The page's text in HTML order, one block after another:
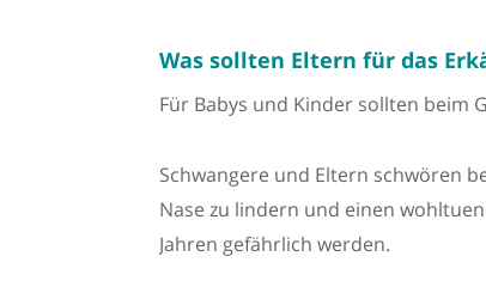
Was sollten Eltern für das
Für Babys und Kinder sollten beim
Schwangere und Eltern schwören
Nase zu lindern und einen
Jahren gefährlich werden.